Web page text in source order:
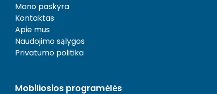
Mano paskyra
Kontaktas
Apie mus
Naudojimo sąlygos
Privatumo politika
Mobiliosios programėlės